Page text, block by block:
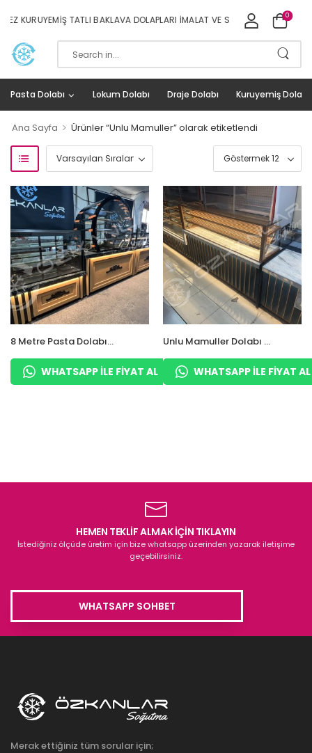
KURUYEMIŞ TATLI BAKLAVA DOLAPLARI İMALAT VE SATIŞ 0
Pasta Dolabı Lokum Dolabı Draje Dolabı Kuruyemiş Dolabı
Ana Sayfa > Ürünler “Unlu Mamuller” olarak etiketlendi
8 Metre Pasta Dolabı
PastaneWHATSAPP ILE FIYAT AL
Unlu Mamuller Dolabı –
Baklava Dolabı
WHATSAPP ILE FIYAT AL
HEMEN TEKLİF ALMAK İÇİN TIKLAYIN
İstediğiniz ölçüde üretim için bize whatsapp üzerinden yazarak iletişime
geçebilirsiniz.
WHATSAPP SOHBET
Merak ettiğiniz tüm sorular için;